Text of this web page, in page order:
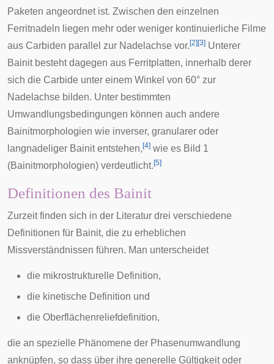
Paketen angeordnet ist. Zwischen den einzelnen
Ferritnadeln liegen mehr oder weniger kontinuierliche Filme
aus Carbiden parallel zur Nadelachse vor. [2] [3] Unterer
Bainit besteht dagegen aus Ferritplatten, innerhalb derer
sich die Carbide unter einem Winkel von 60° zur
Nadelachse bilden. Unter bestimmten
Umwandlungsbedingungen können auch andere
Bainitmorphologien wie inverser, granularer oder
langnadeliger Bainit entstehen, [4] wie es Bild 1
(Bainitmorphologien) verdeutlicht. [5]
Definitionen des Bainit
Zurzeit finden sich in der Literatur drei verschiedene
Definitionen für Bainit, die zu erheblichen
Missverständnissen führen. Man unterscheidet
die mikrostrukturelle Definition,
die kinetische Definition und
die Oberflächenreliefdefinition,
die an spezielle Phänomene der Phasenumwandlung
anknüpfen, so dass über ihre generelle Gültigkeit oder